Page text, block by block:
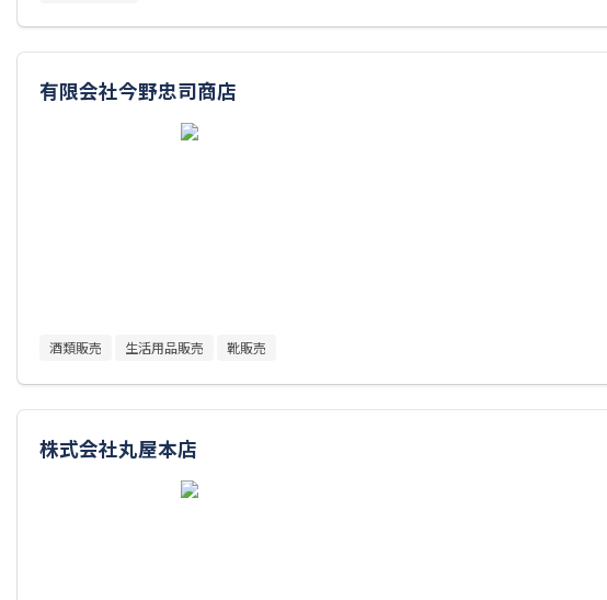
有限会社今野忠司商店
酒類販売 生活用品販売 靴販売
株式会社丸屋本店